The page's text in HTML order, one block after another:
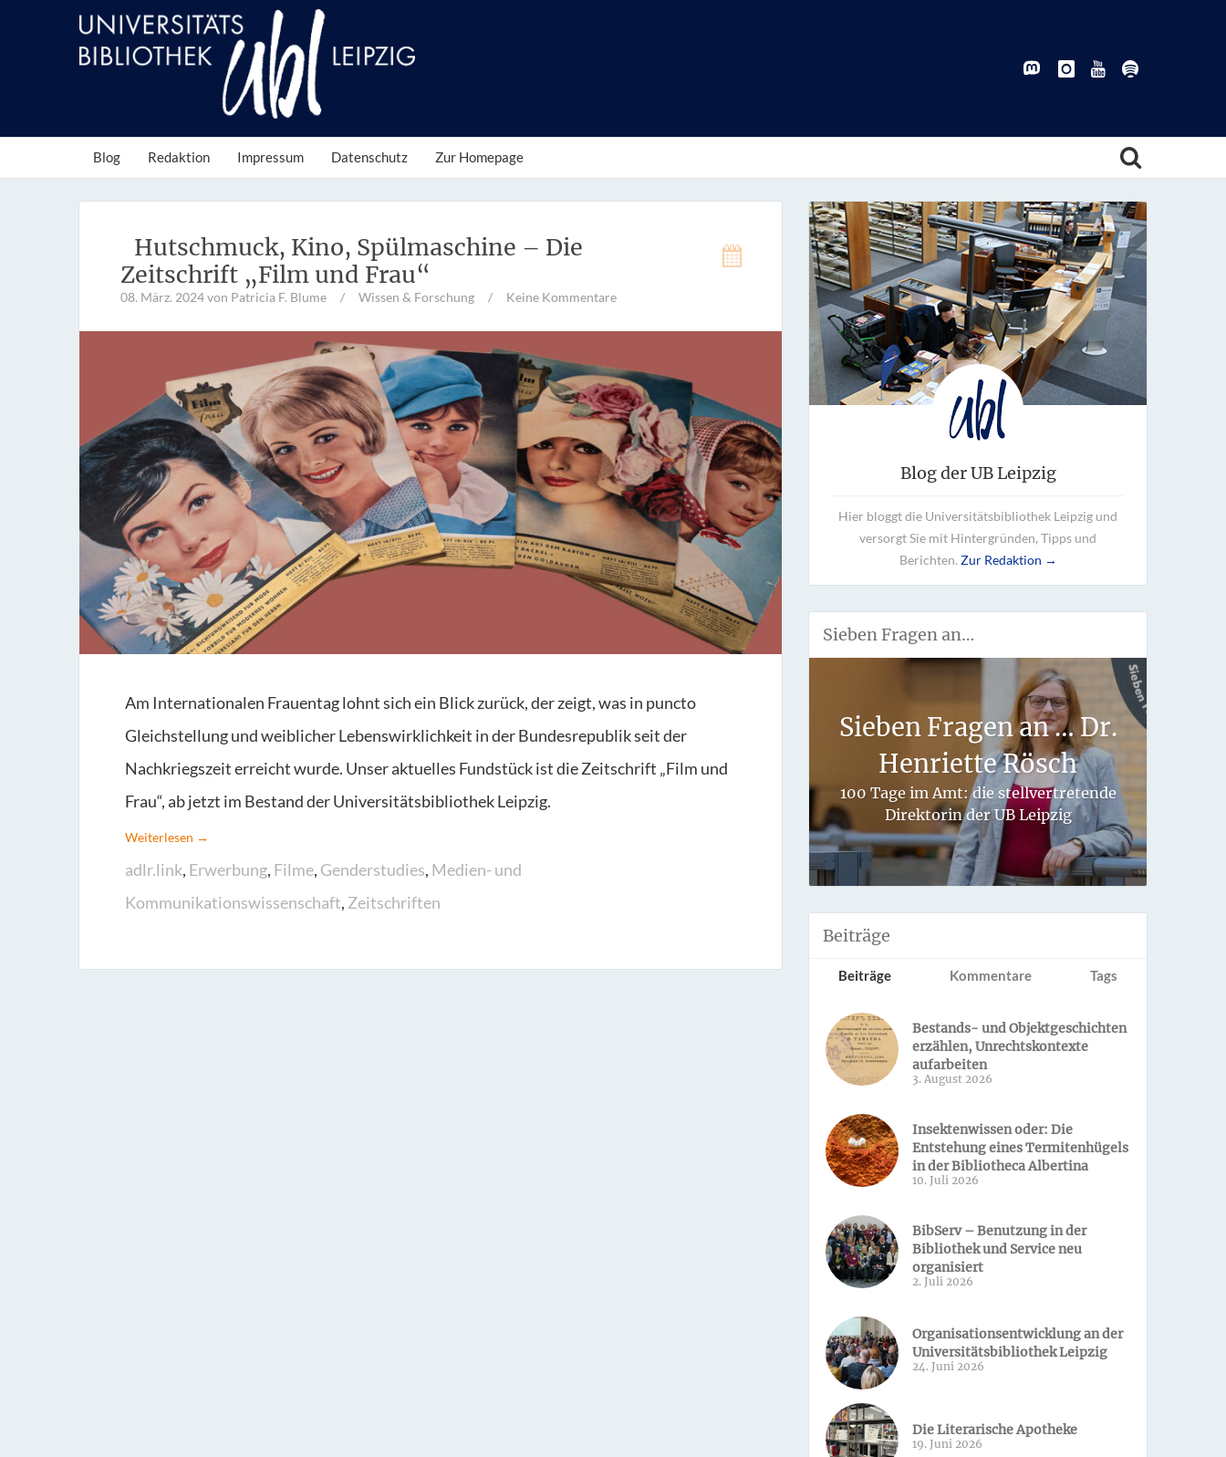
Blog Redaktion Impressum Datenschutz Zur Homepage
Hutschmuck, Kino, Spülmaschine – Die
Zeitschrift „Film und Frau“
08. März. 2024von Patricia F. Blume / Wissen & Forschung / Keine Kommentare
Am Internationalen Frauentag lohnt sich ein Blick zurück, der zeigt, was in puncto
Gleichstellung und weiblicher Lebenswirklichkeit in der Bundesrepublik seit der
Nachkriegszeit erreicht wurde. Unser aktuelles Fundstück ist die Zeitschrift „Film und
Frau“, ab jetzt im Bestand der Universitätsbibliothek Leipzig.
Weiterlesen →
adlr.link, Erwerbung, Filme, Genderstudies, Medien- und
Kommunikationswissenschaft, Zeitschriften
Blog der UB Leipzig
Hier bloggt die Universitätsbibliothek Leipzig und
versorgt Sie mit Hintergründen, Tipps und
Berichten. Zur Redaktion →
Sieben Fragen an…
Sieben Fragen an...
Stefan Fischer
Seit dem 1. November 1977 hat er bei uns
gearbeitet und ist der Leiter unse
Sieben Fragen an … Dr.
Henriette Rösch
100 Tage im Amt: die stellvertretende
Direktorin der UB Leipzig
Beiträge
Beiträge Kommentare Tags
Bestands- und Objektgeschichten
erzählen, Unrechtskontexte
aufarbeiten
3. August 2026
Insektenwissen oder: Die
Entstehung eines Termitenhügels
in der Bibliotheca Albertina
10. Juli 2026
BibServ – Benutzung in der
Bibliothek und Service neu
organisiert
2. Juli 2026
Organisationsentwicklung an der
Universitätsbibliothek Leipzig
24. Juni 2026
Die Literarische Apotheke
19. Juni 2026